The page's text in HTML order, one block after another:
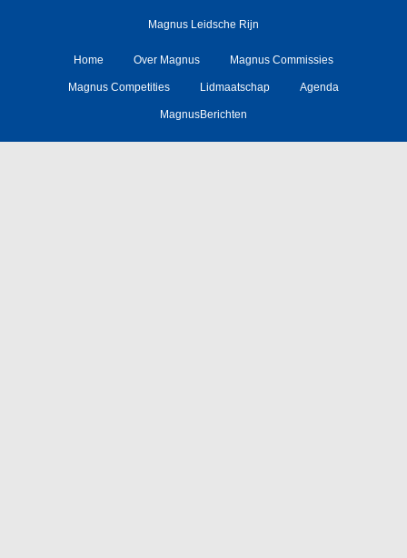
Magnus Leidsche Rijn
Home Over Magnus Magnus Commissies
Magnus Competities Lidmaatschap Agenda
MagnusBerichten